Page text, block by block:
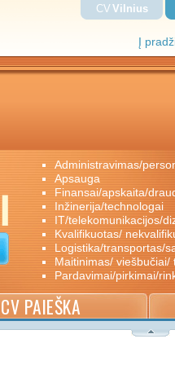
Į
CV Vilnius
administravimas/
apsauga
finansai/apskaita/
inžinerija/technologai
IT/telekomunikacijos/
kvalifikuotas/
logistika/transportas/
maitinimas/
pardavimai/pirkimai/
CV PAIEŠKA